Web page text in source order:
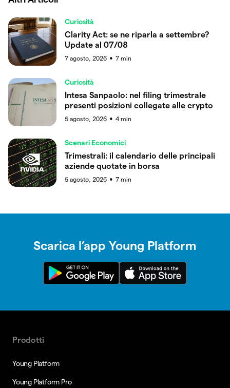
Curiosità
Clarity Act: se ne riparla a settembre?
Update al 07/08
7 agosto, 2026 ● 7 min
Curiosità
Intesa Sanpaolo: nel filing trimestrale
presenti posizioni collegate alle crypto
5 agosto, 2026 ● 4 min
Scenari Economici
Trimestrali: il calendario delle principali
aziende quotate in borsa
5 agosto, 2026 ● 7 min
Scarica l’app Young Platform
Prodotti
Young Platform
Young Platform Pro